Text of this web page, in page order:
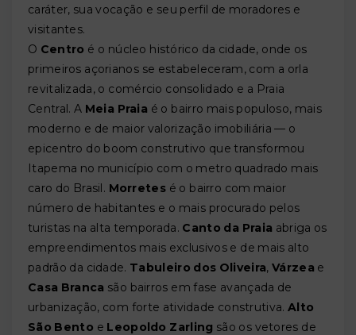
caráter, sua vocação e seu perfil de moradores e
visitantes.
O Centro é o núcleo histórico da cidade, onde os
primeiros açorianos se estabeleceram, com a orla
revitalizada, o comércio consolidado e a Praia
Central. A Meia Praia é o bairro mais populoso, mais
moderno e de maior valorização imobiliária — o
epicentro do boom construtivo que transformou
Itapema no município com o metro quadrado mais
caro do Brasil. Morretesé o bairro com maior
número de habitantes e o mais procurado pelos
turistas na alta temporada. Canto da Praia abriga os
empreendimentos mais exclusivos e de mais alto
padrão da cidade. Tabuleiro dos Oliveira,Várzea e
Casa Branca são bairros em fase avançada de
urbanização, com forte atividade construtiva.Alto
São Bento e Leopoldo Zarling são os vetores de